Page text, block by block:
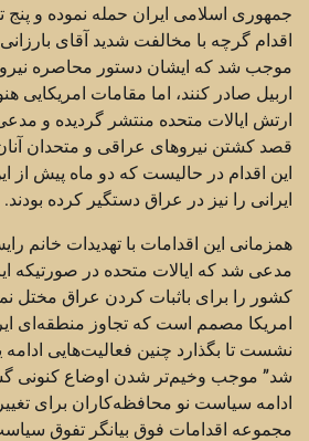
جمهوری اسلامی ایران حمله نموده و پنج
اقدام گرچه با مخالفت شدید آقای
موجب شد که ایشان دستور محاصره
اربیل صادر کنند، اما مقامات
ارتش ایالات متحده منتشر گردیده و
قصد کشتن نیروهای عراقی و متحدان آنان
این اقدام در حالیست که دو ماه پیش از
ایرانی را نیز در عراق دستگیر کرده بودند.
همزمانی این اقدامات با تهدیدات
مدعی شد که ایالات متحده در صورتیکه
کشور را برای باثبات کردن عراق مختل
امریکا مصمم است که تجاوز منطقه‌ای
نشست تا بگذارد چنین فعالیت‌هایی ادامه
شد” موجب وخیم‌تر شدن اوضاع کنونی
ادامه سیاست نو محافظه‌کاران برای
مجموعه اقدامات فوق بیانگر تفوق